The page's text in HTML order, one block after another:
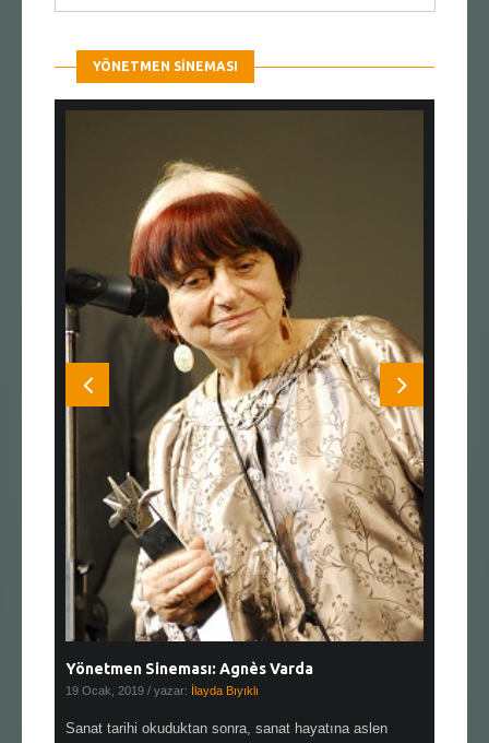
YÖNETMEN SINEMASI
Yönetmen Sineması: Agnès Varda
19 Ocak, 2019 / yazar: İlayda Bıyıklı
Sanat tarihi okuduktan sonra, sanat hayatına aslen